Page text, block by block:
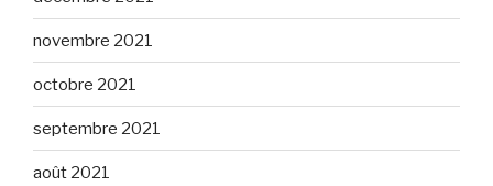
novembre 2021
octobre 2021
septembre 2021
août 2021